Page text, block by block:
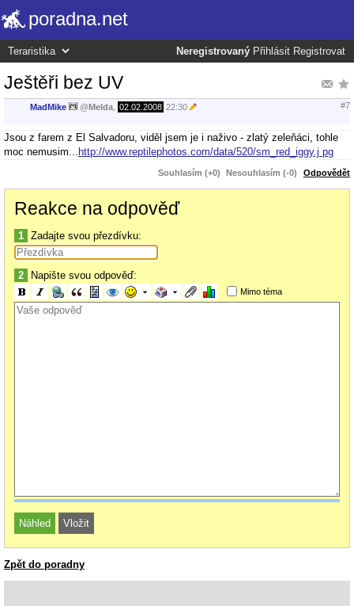
poradna.net
Neregistrovaný Přihlásit Registrovat
Ještěři bez UV
MadMike @Melda 02.02.2008 22:30 #7
Jsou z farem z El Salvadoru, viděl jsem je i naživo - zlatý zeleňáci, tohle
moc nemusim... http://www.reptilephotos.com/data/520/sm_red_iggy.j pg
Souhlasím (+0) Nesouhlasím (-0) Odpovědět
Reakce na odpověď
1 Zadajte svou přezdívku:
2 Napište svou odpověď:
Mimo téma
Zpět do poradny